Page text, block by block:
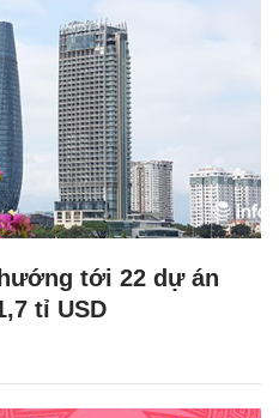
tới 22 dự án
tỉ USD